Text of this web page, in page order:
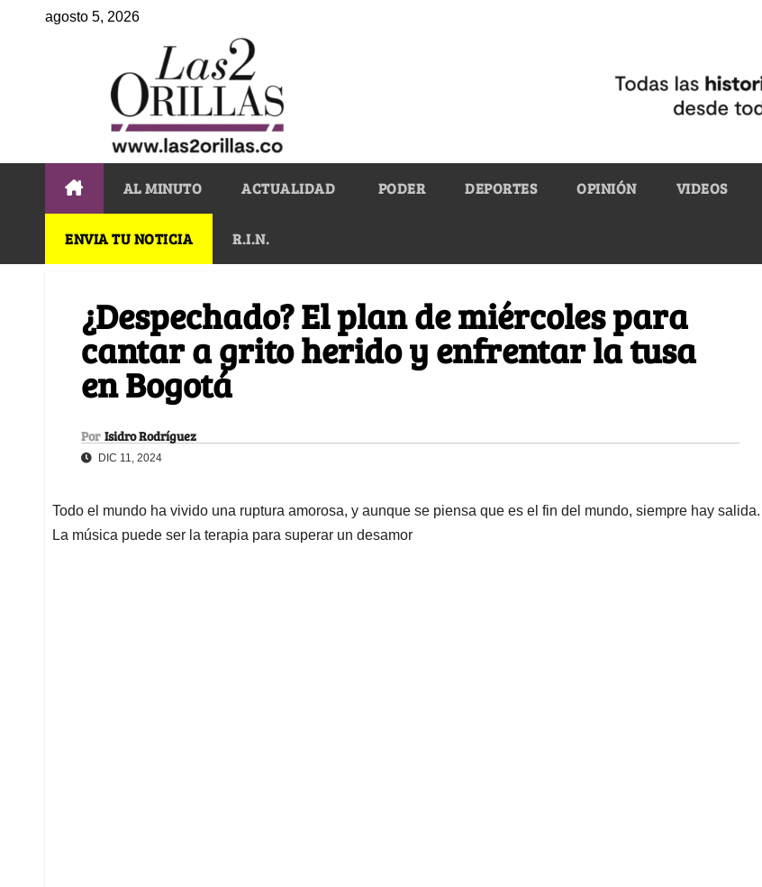
agosto 5, 2026
AL MINUTO ACTUALIDAD PODER DEPORTES OPINIÓN VIDEOS
ENVIA TU NOTICIA R.I.N.
¿Despechado? El plan de miércoles para
cantar a grito herido y enfrentar la tusa
en Bogotá
Por Isidro Rodríguez
DIC 11, 2024
Todo el mundo ha vivido una ruptura amorosa, y aunque se piensa que es el fin del mundo, siempre hay salida.
La música puede ser la terapia para superar un desamor